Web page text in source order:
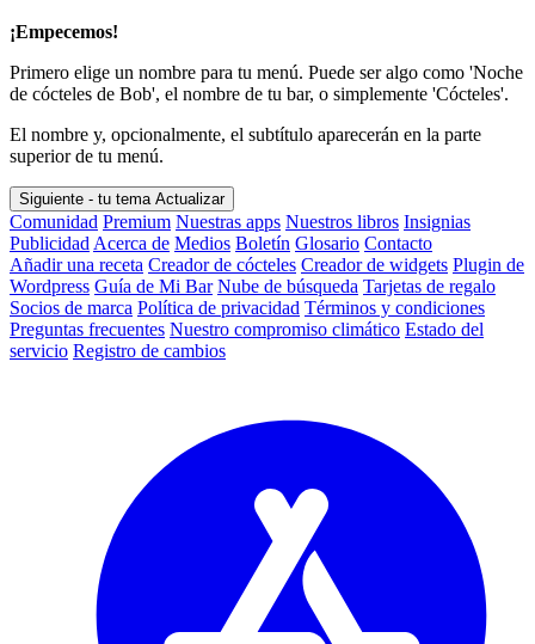
¡Empecemos!
Primero elige un nombre para tu menú. Puede ser algo como 'Noche
de cócteles de Bob', el nombre de tu bar, o simplemente 'Cócteles'.
El nombre y, opcionalmente, el subtítulo aparecerán en la parte
superior de tu menú.
Siguiente - tu tema Actualizar
Comunidad Premium Nuestras apps Nuestros libros Insignias
Publicidad Acerca de Medios Boletín Glosario Contacto
Añadir una receta Creador de cócteles Creador de widgets Plugin de
Wordpress Guía de Mi Bar Nube de búsqueda Tarjetas de regalo
Socios de marca Política de privacidad Términos y condiciones
Preguntas frecuentes Nuestro compromiso climático Estado del
servicio Registro de cambios